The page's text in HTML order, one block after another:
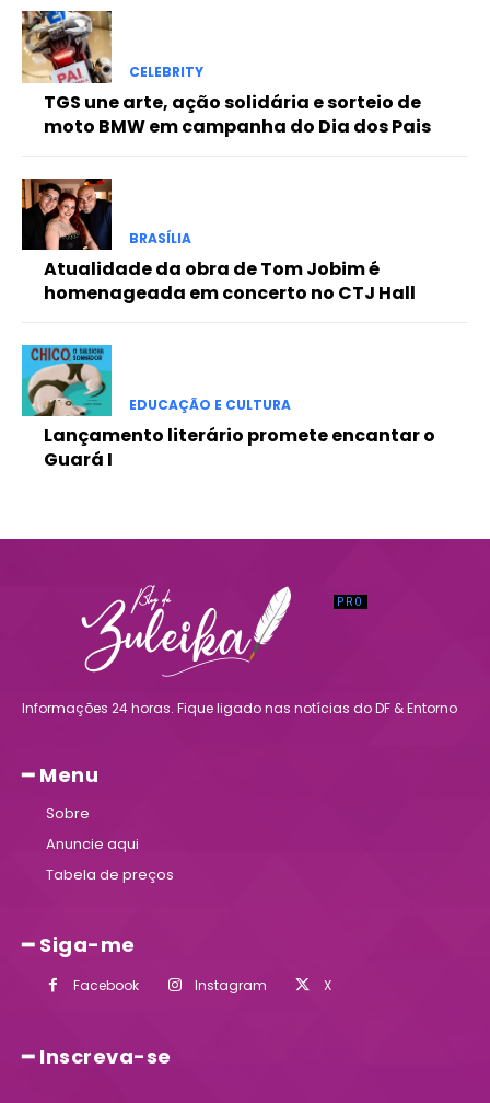
Pro
Full member access:
Etiam est nibh, lobortis sit
Ut mollis pellentesque tortor
Nullam eu erat condimentum
Donec quis est ac felis
Orci varius natoque dolor
CELEBRITY
TGS une arte, ação solidária e sorteio de
moto BMW em campanha do Dia dos Pais
BRASÍLIA
Atualidade da obra de Tom Jobim é
homenageada em concerto no CTJ Hall
EDUCAÇÃO E CULTURA
Lançamento literário promete encantar o
Guará I
Informações 24 horas. Fique ligado nas notícias do DF & Entorno
━ Menu
Sobre
Anuncie aqui
Tabela de preços
━ Siga-me
Facebook Instagram X
━ Inscreva-se